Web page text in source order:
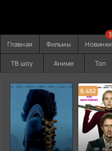
Главная Фильмы Новинки
3
ТВ шоу Аниме Топ
6.452